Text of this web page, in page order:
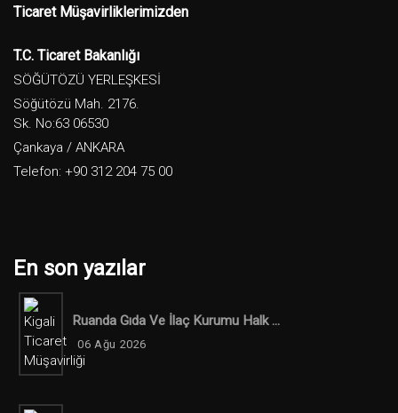
Ticaret Müşavirliklerimizden
T.C. Ticaret Bakanlığı
SÖĞÜTÖZÜ YERLEŞKESİ
Söğütözü Mah. 2176.
Sk. No:63 06530
Çankaya / ANKARA
Telefon: +90 312 204 75 00
En son yazılar
Ruanda Gıda Ve İlaç Kurumu Halk ...
06 Ağu 2026